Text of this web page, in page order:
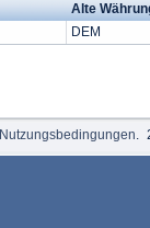
Alte
DEM
Nutzungsbedingungen.